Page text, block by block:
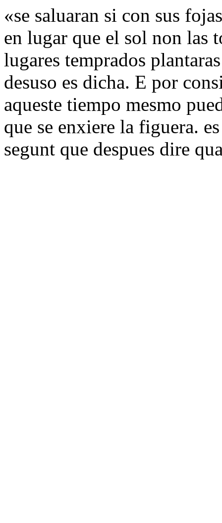
«se saluaran si con sus
en lugar que el sol non las
lugares temprados
desuso es dicha. E por
aqueste tiempo mesmo
que se enxiere la figuera.
segunt que despues dire